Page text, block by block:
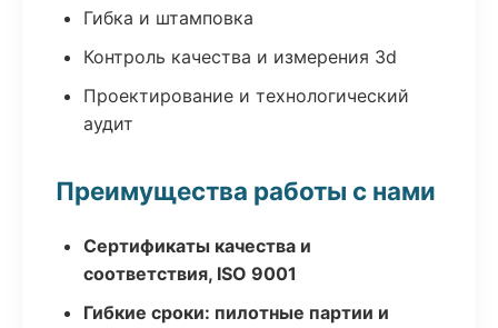
Гибка и штамповка
Контроль качества и измерения 3d
Проектирование и технологический
аудит
Преимущества работы с нами
Сертификаты качества и
соответствия, ISO 9001
Гибкие сроки: пилотные партии и